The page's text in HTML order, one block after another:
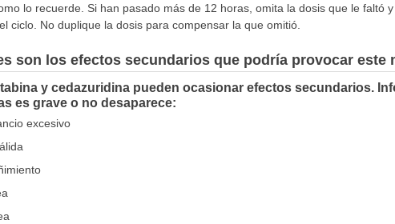
lo recuerde. Si han pasado más de 12 horas, omita la dosis que le faltó
ciclo. No duplique la dosis para compensar la que omitió.
son los efectos secundarios que podría provocar este
y cedazuridina pueden ocasionar efectos secundarios.
es grave o no desaparece:
excesivo